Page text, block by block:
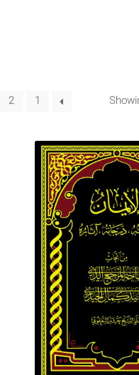
1
2